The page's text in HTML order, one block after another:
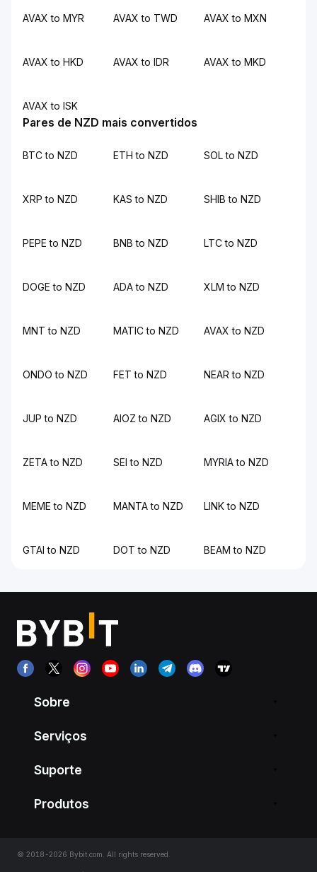
AVAX to MYR AVAX to TWD AVAX to MXN
AVAX to HKD AVAX to IDR AVAX to MKD
AVAX to ISK
Pares de NZD mais convertidos
BTC to NZD ETH to NZD SOL to NZD
XRP to NZD KAS to NZD SHIB to NZD
PEPE to NZD BNB to NZD LTC to NZD
DOGE to NZD ADA to NZD XLM to NZD
MNT to NZD MATIC to NZD AVAX to NZD
ONDO to NZD FET to NZD NEAR to NZD
JUP to NZD AIOZ to NZD AGIX to NZD
ZETA to NZD SEI to NZD MYRIA to NZD
MEME to NZD MANTA to NZD LINK to NZD
GTAI to NZD DOT to NZD BEAM to NZD
Sobre
Serviços
Suporte
Produtos
© 2018-2026 Bybit.com. All rights reserved.